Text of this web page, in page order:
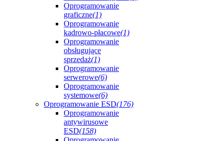
Oprogramowanie
graficzne(1)
Oprogramowanie
kadrowo-płacowe(1)
Oprogramowanie
obsługujące
sprzedaż(1)
Oprogramowanie
serwerowe(6)
Oprogramowanie
systemowe(6)
Oprogramowanie ESD(176)
Oprogramowanie
antywirusowe
ESD(158)